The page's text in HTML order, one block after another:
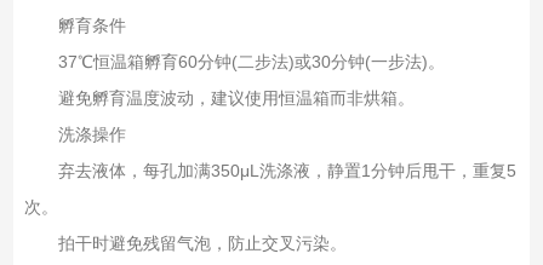
孵育条件‌
37℃恒温箱孵育60分钟(二步法)或30分钟(一步法)‌。
避免孵育温度波动，建议使用恒温箱而非烘箱‌。
洗涤操作‌
弃去液体，每孔加满350μL洗涤液，静置1分钟后甩干，重复5
次‌。
拍干时避免残留气泡，防止交叉污染‌。